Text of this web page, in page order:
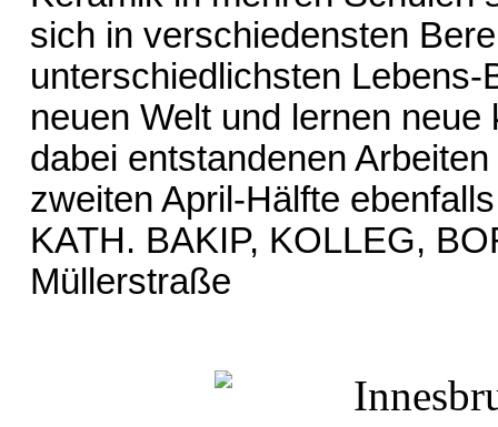
sich in verschiedensten
unterschiedlichsten
neuen Welt und lernen
dabei entstandenen
zweiten April-Hälfte
KATH. BAKIP, KOLLEG,
Müllerstraße